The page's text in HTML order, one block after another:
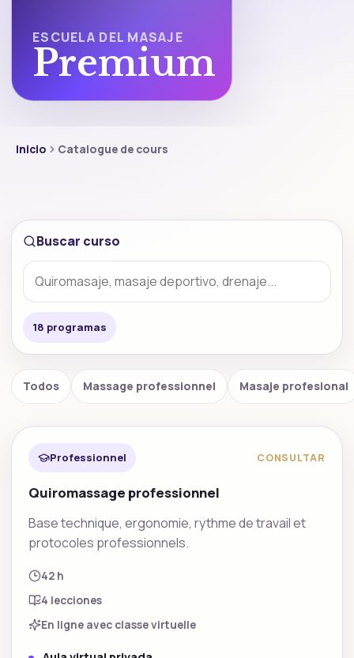
ESCUELA DEL MASAJE
Premium
Inicio Catalogue de cours
Buscar curso
18 programas
Todos Massage professionnel Masaje profesional
Professionnel CONSULTAR
Quiromassage professionnel
Base technique, ergonomie, rythme de travail et
protocoles professionnels.
42 h
4 lecciones
En ligne avec classe virtuelle